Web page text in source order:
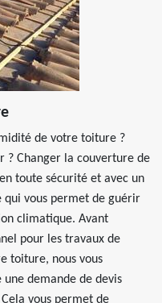
de votre toiture ?
? Changer la couverture de
toute sécurité et avec un
qui vous permet de guérir
climatique. Avant
pour les travaux de
toiture, nous vous
demande de devis
vous permet de